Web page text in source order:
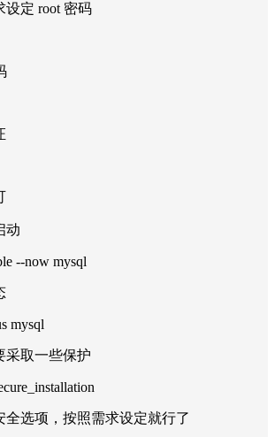
设定 root 密码
动
--now mysql
mysql
采取一些保护
全选项，按照需求设定就行了